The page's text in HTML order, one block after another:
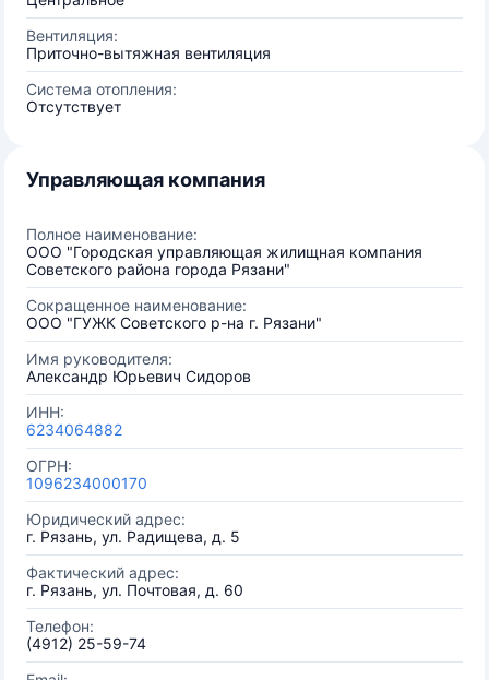
Вентиляция:
Приточно-вытяжная вентиляция
Система отопления:
Отсутствует
Управляющая компания
Полное наименование:
ООО "Городская управляющая жилищная компания
Советского района города Рязани"
Сокращенное наименование:
ООО "ГУЖК Советского р-на г. Рязани"
Имя руководителя:
Александр Юрьевич Сидоров
ИНН:
6234064882
ОГРН:
1096234000170
Юридический адрес:
г. Рязань, ул. Радищева, д. 5
Фактический адрес:
г. Рязань, ул. Почтовая, д. 60
Телефон:
(4912) 25-59-74